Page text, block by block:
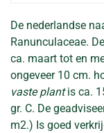
De nederlandse
Ranunculaceae.
ca. maart tot en
ongeveer 10 cm.
vaste plantis ca.
gr. C. De
m2.) Is goed